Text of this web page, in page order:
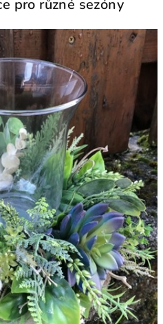
pro různé sezóny